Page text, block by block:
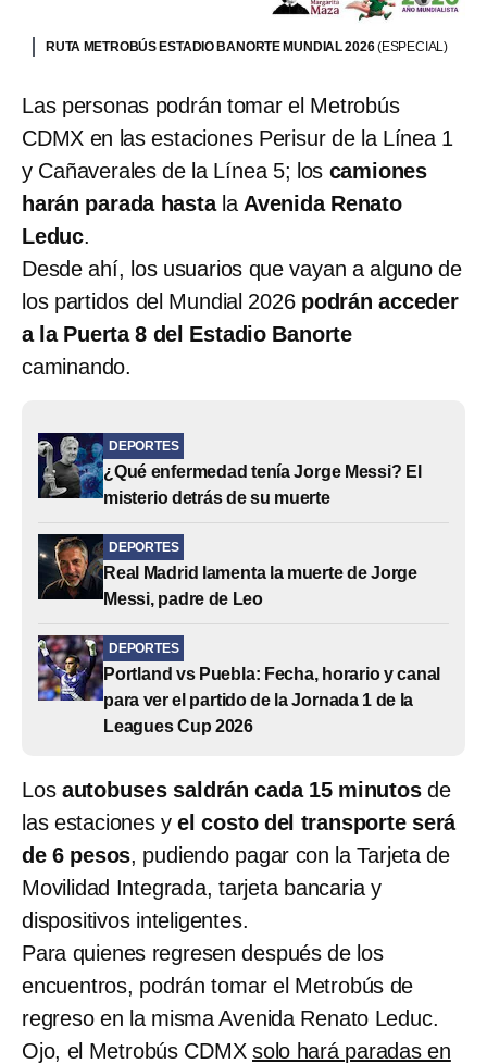
RUTA METROBÚS ESTADIO BANORTE MUNDIAL 2026(ESPECIAL)
Las personas podrán tomar el Metrobús
CDMX en las estaciones Perisur de la Línea 1
y Cañaverales de la Línea 5; los camiones
harán parada hastala Avenida Renato
Leduc.
Desde ahí, los usuarios que vayan a alguno de
los partidos del Mundial 2026 podrán acceder
a la Puerta 8 del Estadio Banorte
caminando.
DEPORTES
¿Qué enfermedad tenía Jorge Messi? El
misterio detrás de su muerte
DEPORTES
Real Madrid lamenta la muerte de Jorge
Messi, padre de Leo
DEPORTES
Portland vs Puebla: Fecha, horario y canal
para ver el partido de la Jornada 1 de la
Leagues Cup 2026
Losautobuses saldrán cada 15 minutosde
las estaciones yel costo del transporte será
de 6 pesos, pudiendo pagar con la Tarjeta de
Movilidad Integrada, tarjeta bancaria y
dispositivos inteligentes.
Para quienes regresen después de los
encuentros, podrán tomar el Metrobús de
regreso en la misma Avenida Renato Leduc.
Ojo, el Metrobús CDMXsolo hará paradas en